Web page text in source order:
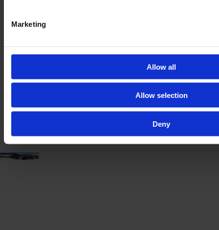
Marketing
Allow all
Allow selection
Deny
Año Caballos de fuerza Horas
113.000 €
IVA excl.